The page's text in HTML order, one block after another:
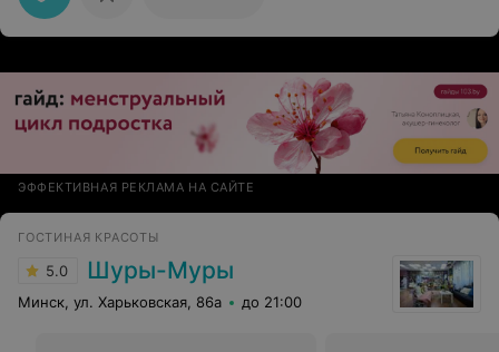
ЭФФЕКТИВНАЯ РЕКЛАМА НА САЙТЕ
ГОСТИНАЯ КРАСОТЫ
5.0 Шуры-Муры
Минск, ул. Харьковская, 86a до 21:00